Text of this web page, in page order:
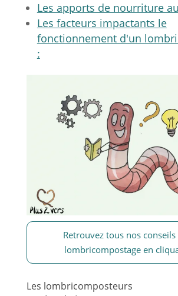
Les apports de nourriture
Les facteurs impactants le
fonctionnement d'un
:
Retrouvez tous nos
lombricompostage en
Les lombricomposteurs